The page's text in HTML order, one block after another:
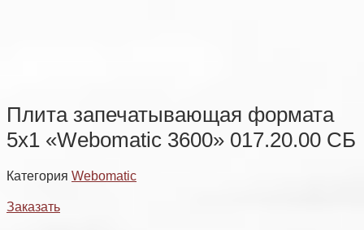
Плита запечатывающая формата
5х1 «Webomatic 3600» 017.20.00 СБ
Категория Webomatic
Заказать